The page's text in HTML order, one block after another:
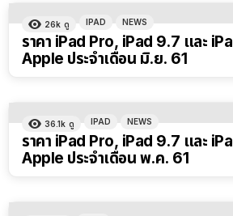
26k ดู IPAD NEWS
ราคา iPad Pro, iPad 9.7 และ
Apple ประจำเดือน มิ.ย. 61
36.1k ดู IPAD NEWS
ราคา iPad Pro, iPad 9.7 และ
Apple ประจำเดือน พ.ค. 61